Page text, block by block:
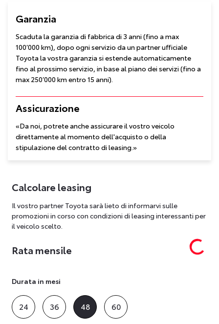
Garanzia
Scaduta la garanzia di fabbrica di 3 anni (fino a max
100’000 km), dopo ogni servizio da un partner ufficiale
Toyota la vostra garanzia si estende automaticamente
fino al prossimo servizio, in base al piano dei servizi (fino a
max 250’000 km entro 15 anni).
Assicurazione
«Da noi, potrete anche assicurare il vostro veicolo
direttamente al momento dell'acquisto o della
stipulazione del contratto di leasing.»
Calcolare leasing
Il vostro partner Toyota sarà lieto di informarvi sulle
promozioni in corso con condizioni di leasing interessanti per
il veicolo scelto.
Rata mensile
Durata in mesi
24 36 48 60